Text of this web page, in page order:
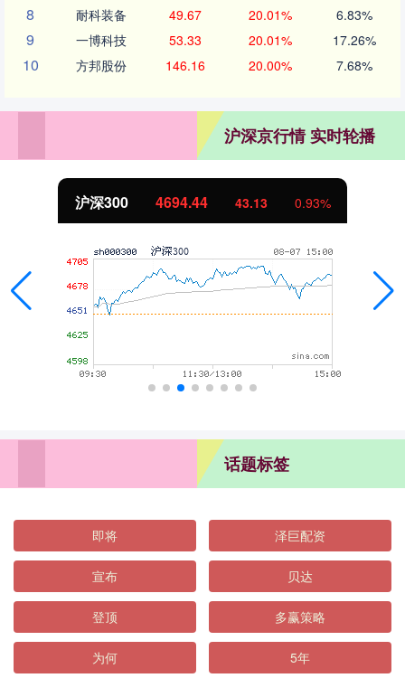
8 耐科装备 49.67 20.01% 6.83%
9 一博科技 53.33 20.01% 17.26%
10 方邦股份 146.16 20.00% 7.68%
沪深京行情 实时轮播
沪深300 4694.44 43.13 0.93%
话题标签
即将 泽巨配资
宣布 贝达
登顶 多赢策略
为何 5年